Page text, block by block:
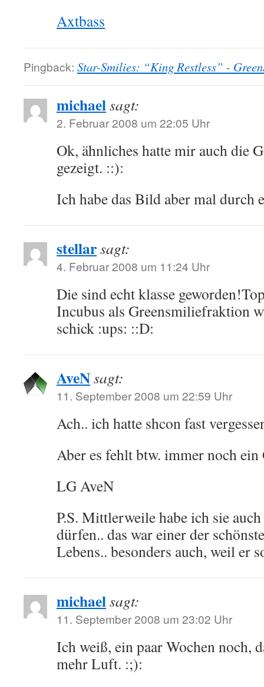
Axtbass
Pingback: Star-Smilies: “King Restless” -
michaelsagt:
2. Februar 2008 um 22:05 Uhr
Ok, ähnliches hatte mir auch die
gezeigt. ::):
Ich habe das Bild aber mal durch
stellarsagt:
4. Februar 2008 um 11:24 Uhr
Die sind echt klasse
Incubus als Greensmiliefraktion
schick :ups: ::D:
AveNsagt:
11. September 2008 um 22:59 Uhr
Ach.. ich hatte shcon fast
Aber es fehlt btw. immer noch
LG AveN
P.S. Mittlerweile habe ich sie
dürfen.. das war einer der
Lebens.. besonders auch, weil er
michaelsagt:
11. September 2008 um 23:02 Uhr
Ich weiß, ein paar Wochen noch,
mehr Luft. :;):